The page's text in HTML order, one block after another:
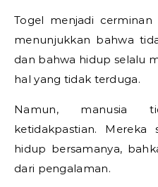
Togel menjadi
menunjukkan bahwa
dan bahwa hidup selalu
hal yang tidak terduga.
Namun, manusia
ketidakpastian.
hidup bersamanya,
dari pengalaman.